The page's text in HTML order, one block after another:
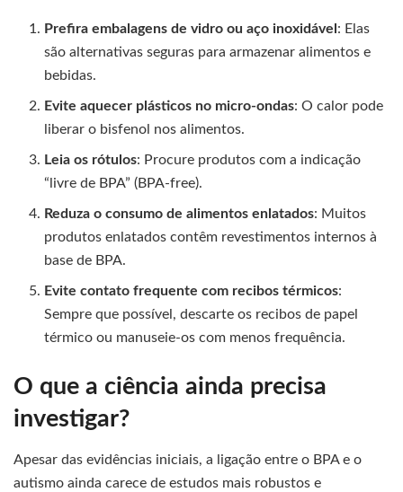
Prefira embalagens de vidro ou aço inoxidável : Elas
são alternativas seguras para armazenar alimentos e
bebidas.
Evite aquecer plásticos no micro-ondas: O calor pode
liberar o bisfenol nos alimentos.
Leia os rótulos: Procure produtos com a indicação
“livre de BPA” (BPA-free).
Reduza o consumo de alimentos enlatados: Muitos
produtos enlatados contêm revestimentos internos à
base de BPA.
Evite contato frequente com recibos térmicos:
Sempre que possível, descarte os recibos de papel
térmico ou manuseie-os com menos frequência.
O que a ciência ainda precisa
investigar?
Apesar das evidências iniciais, a ligação entre o BPA e o
autismo ainda carece de estudos mais robustos e